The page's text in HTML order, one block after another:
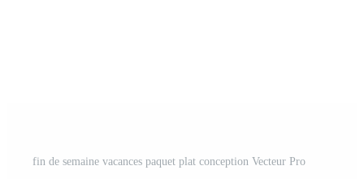
fin de semaine vacances paquet plat conception Vecteur Pro